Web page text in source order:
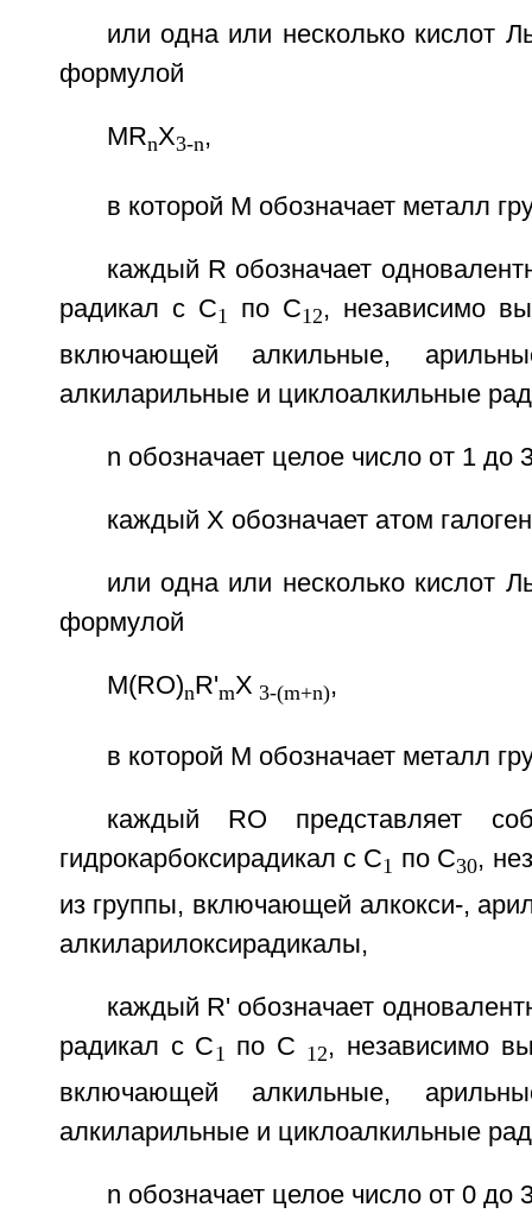
или одна или несколько кислот
формулой
MRnX3-n,
в которой М обозначает металл
каждый R обозначает
радикал с C1 по С12, независимо
включающей алкильные,
алкиларильные и циклоалкильные
n обозначает целое число от 1 до
каждый X обозначает атом
или одна или несколько кислот
формулой
M(RO)nR'mX 3-(m+n),
в которой М обозначает металл
каждый RO представляет
гидрокарбоксирадикал с C1 по С30,
из группы, включающей алкокси-,
алкиларилоксирадикалы,
каждый R' обозначает
радикал с С1 по С 12, независимо
включающей алкильные,
алкиларильные и циклоалкильные
n обозначает целое число от 0 до